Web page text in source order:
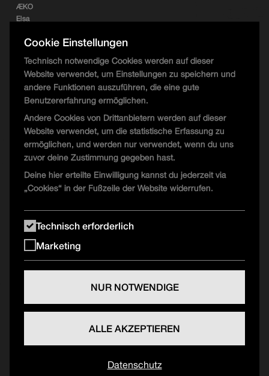
ÆKO
Elsa
Cookie Einstellungen
Technisch notwendige Cookies werden auf dieser
Website verwendet, um Einstellungen zu speichern und
andere Funktionen auszuführen, die eine gute
Benutzererfahrung ermöglichen.
Andere Cookies von Drittanbietern werden auf dieser
Website verwendet, um die statistische Erfassung zu
ermöglichen, und werden nur verwendet, wenn du uns
zuvor deine Zustimmung gegeben hast.
Deine hier erteilte Einwilligung kannst du jederzeit via
„Cookies“ in der Fußzeile der Website widerrufen.
Technisch erforderlich
Marketing
NUR NOTWENDIGE
ALLE AKZEPTIEREN
Datenschutz